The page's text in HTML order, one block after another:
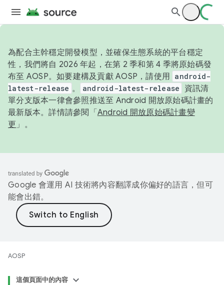
為配合主幹穩定開發模型，並確保生態系統的平台穩定
性，我們將自 2026 年起，在第 2 季和第 4 季將原始碼發
布至 AOSP。如要建構及貢獻 AOSP，請使用 android-
latest-release 。 android-latest-release
資訊清
單分支版本一律會參照推送至 Android 開放原始碼計畫的
最新版本。詳情請參閱「 Android 開放原始碼計畫變
更 」。
Google 會運用 AI 技術將內容翻譯成你偏好的語言，但可
能會出錯。
AOSP
這個頁面中的內容